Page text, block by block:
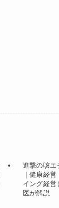
進撃の咳エ
｜健康経
イング経
医が解説